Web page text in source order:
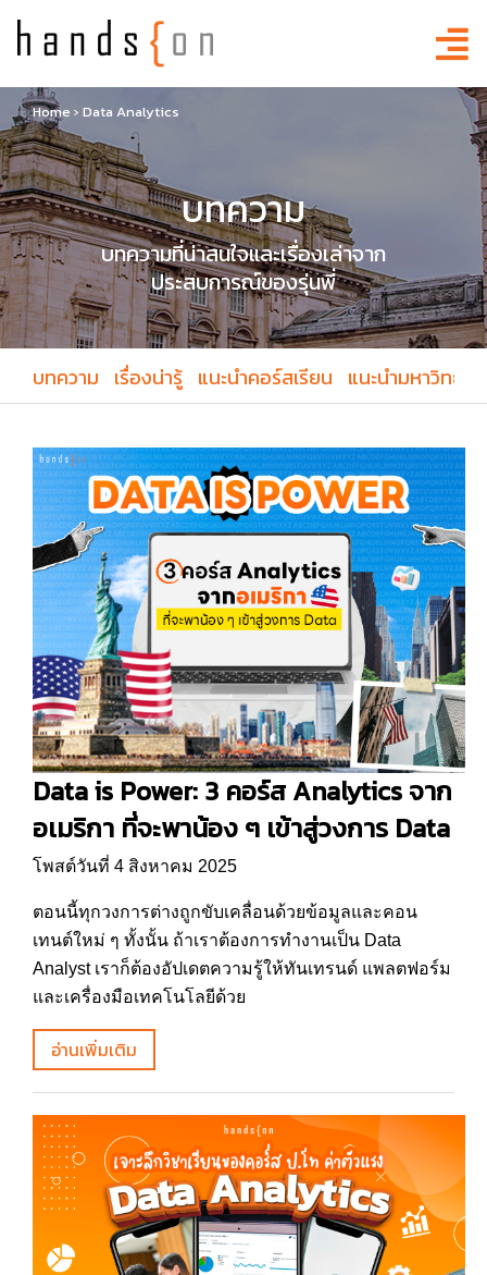
Home › Data Analytics
บทความ
บทความที่น่าสนใจและเรื่องเล่าจาก
ประสบการณ์ของรุ่นพี่
บทความ เรื่องน่ารู้ แนะนำคอร์สเรียน แนะนำมหาวิทยา
Data is Power: 3 คอร์ส Analytics จาก
อเมริกา ที่จะพาน้อง ๆ เข้าสู่วงการ Data
โพสต์วันที่ 4 สิงหาคม 2025
ตอนนี้ทุกวงการต่างถูกขับเคลื่อนด้วยข้อมูลและคอน
เทนต์ใหม่ ๆ ทั้งนั้น ถ้าเราต้องการทำงานเป็น Data
Analyst เราก็ต้องอัปเดตความรู้ให้ทันเทรนด์ แพลตฟอร์ม
และเครื่องมือเทคโนโลยีด้วย
อ่านเพิ่มเติม